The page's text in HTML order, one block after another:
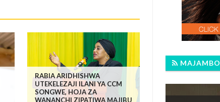
RABIA ARIDHISHWA
UTEKELEZAJI ILANI YA CCM
SONGWE, HOJA ZA
WANANCHI ZIPATIWA MAJIBU
MAJAMBO